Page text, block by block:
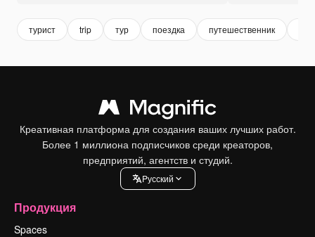
турист trip тур поездка путешественник
Креативная платформа для создания ваших лучших работ.
Более 1 миллиона подписчиков среди креаторов,
предприятий, агентств и студий.
Pусский
Продукция
Spaces